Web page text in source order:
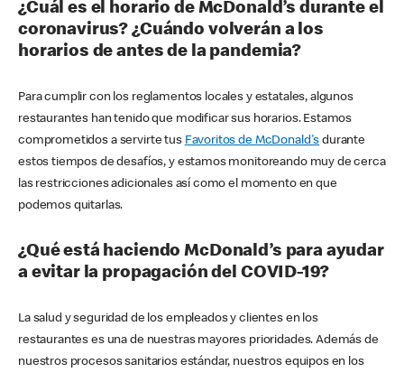
¿Cuál es el horario de McDonald’s durante el
coronavirus? ¿Cuándo volverán a los
horarios de antes de la pandemia?
Para cumplir con los reglamentos locales y estatales, algunos
restaurantes han tenido que modificar sus horarios. Estamos
comprometidos a servirte tus Favoritos de McDonald's durante
estos tiempos de desafíos, y estamos monitoreando muy de cerca
las restricciones adicionales así como el momento en que
podemos quitarlas.
¿Qué está haciendo McDonald’s para ayudar
a evitar la propagación del COVID-19?
La salud y seguridad de los empleados y clientes en los
restaurantes es una de nuestras mayores prioridades. Además de
nuestros procesos sanitarios estándar, nuestros equipos en los